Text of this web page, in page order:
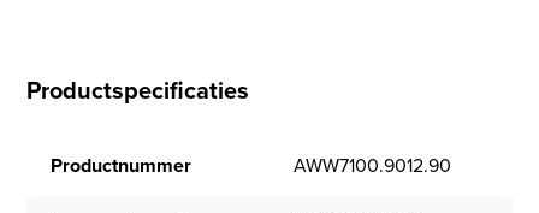
Productspecificaties
Productnummer AWW7100.9012.90